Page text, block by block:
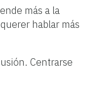
más a la
hablar más
Centrarse